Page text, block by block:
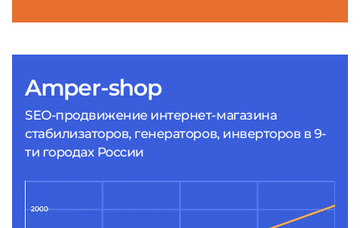
Amper-shop
SEO-продвижение интернет-магазина
стабилизаторов, генераторов, инверторов в 9-
ти городах России